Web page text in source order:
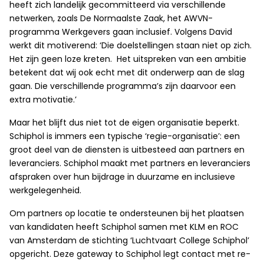
heeft zich landelijk gecommitteerd via verschillende
netwerken, zoals De Normaalste Zaak, het AWVN-
programma Werkgevers gaan inclusief. Volgens David
werkt dit motiverend: ‘Die doelstellingen staan niet op zich.
Het zijn geen loze kreten. Het uitspreken van een ambitie
betekent dat wij ook echt met dit onderwerp aan de slag
gaan. Die verschillende programma’s zijn daarvoor een
extra motivatie.’
Maar het blijft dus niet tot de eigen organisatie beperkt.
Schiphol is immers een typische ‘regie-organisatie’: een
groot deel van de diensten is uitbesteed aan partners en
leveranciers. Schiphol maakt met partners en leveranciers
afspraken over hun bijdrage in duurzame en inclusieve
werkgelegenheid.
Om partners op locatie te ondersteunen bij het plaatsen
van kandidaten heeft Schiphol samen met KLM en ROC
van Amsterdam de stichting ‘Luchtvaart College Schiphol’
opgericht. Deze gateway to Schiphol legt contact met re-